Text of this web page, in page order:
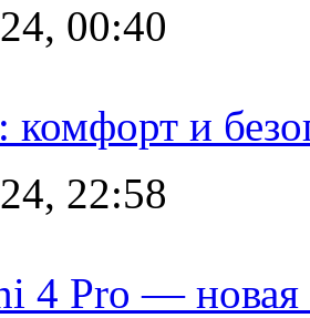
00:40
комфорт и
22:58
4 Pro — новая